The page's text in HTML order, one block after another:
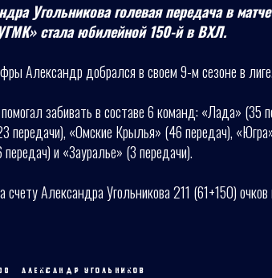
Угольникова голевая передача в
стала юбилейной 150-й в ВХЛ.
Александр добрался в своем 9-м сезоне в лиге.
забивать в составе 6 команд: «Лада» (35
передачи), «Омские Крылья» (46 передач),
и «Зауралье» (3 передачи).
счету Александра Угольникова 211 (61+150)
АЛЕКСАНДР УГОЛЬНИКОВ